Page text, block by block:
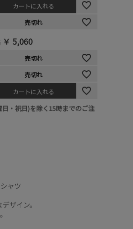
カートに入れる
売切れ
￥ 5,060
売切れ
売切れ
カートに入れる
・祝日)を除く15時までのご注
ャツ
ザイン。